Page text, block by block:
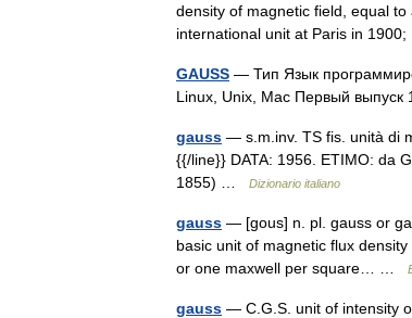
density of magnetic field, equal
international unit at Paris in
GAUSS — Тип Язык
Linux, Unix, Mac Первый
gauss — s.m.inv. TS fis. unità di
{{/line}} DATA: 1956. ETIMO: da
1855) …
Dizionario italiano
gauss — [gous] n. pl. gauss or
basic unit of magnetic flux
or one maxwell per square… …
gauss — C.G.S. unit of intensity